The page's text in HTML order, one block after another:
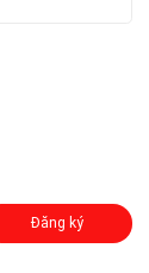
Đăng ký